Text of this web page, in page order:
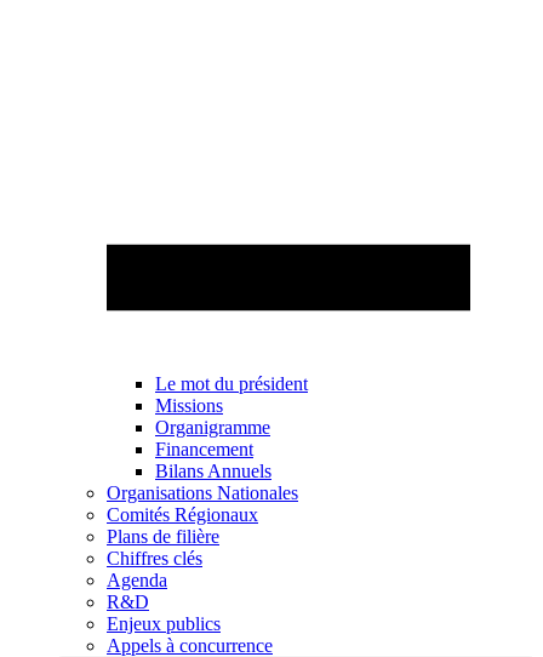
Le mot du président
Missions
Organigramme
Financement
Bilans Annuels
Organisations Nationales
Comités Régionaux
Plans de filière
Chiffres clés
Agenda
R&D
Enjeux publics
Appels à concurrence